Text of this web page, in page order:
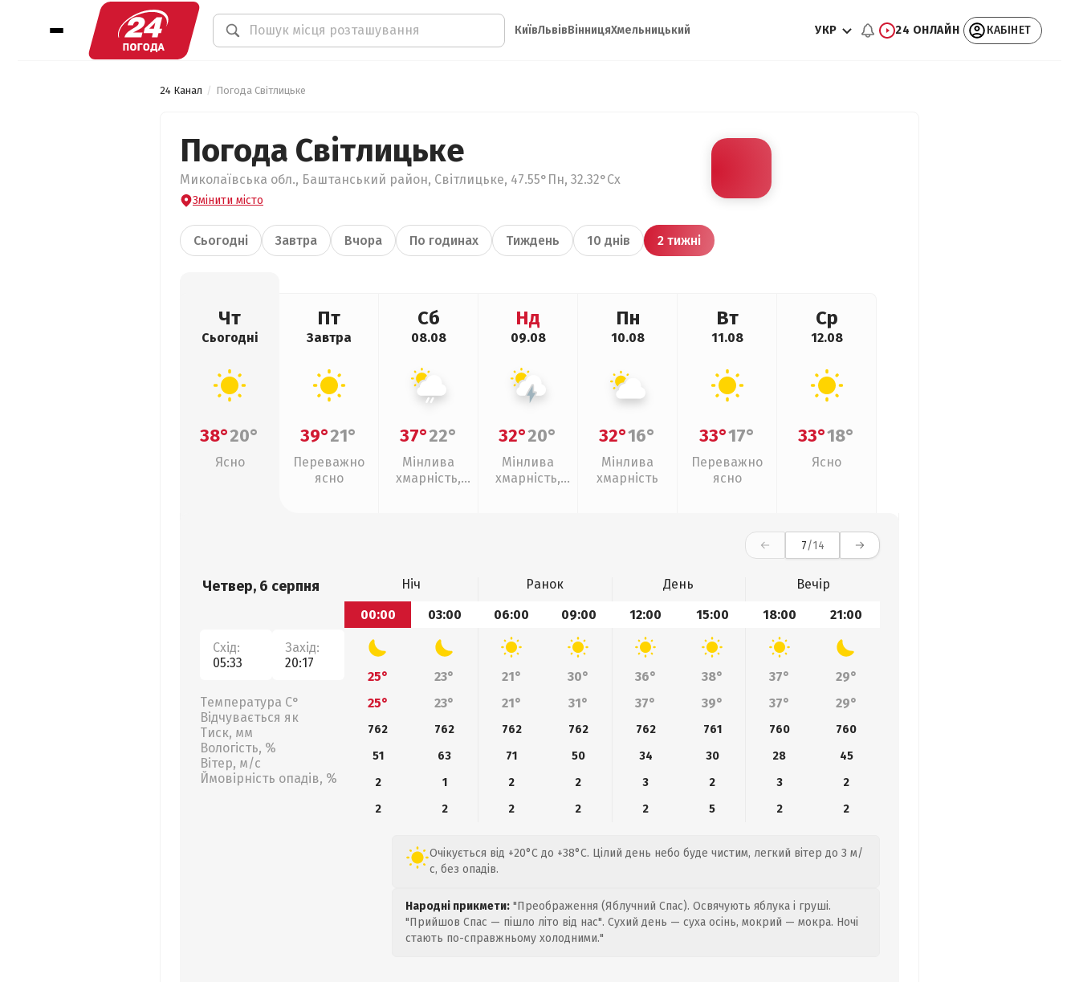
КиївЛьвівВінницяХмельницький УКР 24 ОНЛАЙН КАБІНЕТ
24 Канал Погода Світлицьке
Погода Світлицьке
Миколаївська обл., Баштанський район, Світлицьке, 47.55°Пн, 32.32°Сх
Змінити місто
Сьогодні Завтра Вчора По годинах Тиждень 10 днів 2 тижні
Чт
Сьогодні
38°20°
Ясно
Пт
Завтра
39°21°
Переважно
ясно
Сб
08.08
37°22°
Мінлива
хмарність,
Нд
09.08
32°20°
Мінлива
хмарність,
Пн
10.08
32°16°
Мінлива
хмарність
Вт
11.08
33°17°
Переважно
ясно
Ср
12.08
33°18°
Ясно
7/14
Четвер, 6 серпня
Схід:
05:33
Захід:
20:17
Температура С°
Відчувається як
Тиск, мм
Вологість, %
Вітер, м/с
Ймовірність опадів, %
Ніч Ранок День
Вечір
00:00
03:00 06:00 09:00 12:00 15:00 18:00 21:00
25° 23° 21° 30° 36° 38° 37°
29°
25°
23° 21° 31° 37° 39° 37° 29°
762 762 762 762 762 761 760
760
51
63 71 50 34 30 28
45
2
1 2 2 3 2 3
2
2
2 2 2 2 5 2 2
Очікується від +20°C до +38°C. Цілий день небо буде чистим, легкий вітер до 3 м/
с, без опадів.
Народні прикмети: "Преображення (Яблучний Спас). Освячують яблука і груші.
"Прийшов Спас — пішло літо від нас". Сухий день — суха осінь, мокрий — мокра. Ночі
стають по-справжньому холодними."